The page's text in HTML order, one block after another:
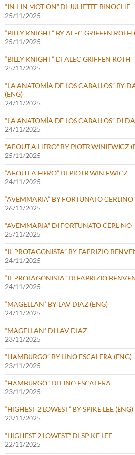
“IN-I IN MOTION” DI JULIETTE BINOCHE
25/11/2025
“BILLY KNIGHT” BY ALEC GRIFFEN ROTH
25/11/2025
“BILLY KNIGHT” DI ALEC GRIFFEN ROTH
25/11/2025
“LA ANATOMÍA DE LOS CABALLOS” BY
(ENG)
24/11/2025
“LA ANATOMÍA DE LOS CABALLOS” DI
24/11/2025
“ABOUT A HERO” BY PIOTR WINIEWICZ
25/11/2025
“ABOUT A HERO” DI PIOTR WINIEWICZ
24/11/2025
“AVEMMARIA” BY FORTUNATO CERLINO
26/11/2025
“AVEMMARIA” DI FORTUNATO CERLINO
25/11/2025
“IL PROTAGONISTA” BY FABRIZIO
24/11/2025
“IL PROTAGONISTA” DI FABRIZIO
24/11/2025
“MAGELLAN” BY LAV DIAZ (ENG)
24/11/2025
“MAGELLAN” DI LAV DIAZ
23/11/2025
“HAMBURGO” BY LINO ESCALERA (ENG)
23/11/2025
“HAMBURGO” DI LINO ESCALERA
23/11/2025
“HIGHEST 2 LOWEST” BY SPIKE LEE (ENG)
23/11/2025
“HIGHEST 2 LOWEST” DI SPIKE LEE
22/11/2025